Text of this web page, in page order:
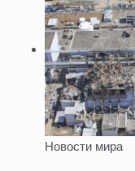
Новости мира